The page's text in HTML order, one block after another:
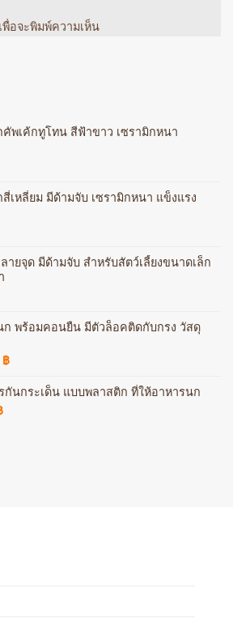
เพื่อจะพิมพ์ความเห็น
คัพเค้กทูโทน สีฟ้าขาว เซรามิกหนา
฿.
สี่เหลี่ยม มีด้ามจับ เซรามิกหนา แข็งแรง
฿.
ายจุด มีด้ามจับ สำหรับสัตว์เลี้ยงขนาดเล็ก
ก พร้อมคอนยืน มีตัวล็อคติดกับกรง วัสดุ
.
฿Current
is:
กันกระเด็น แบบพลาสติก ที่ให้อาหารนก
Current